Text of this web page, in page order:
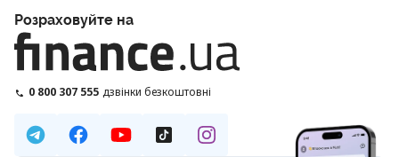
Розраховуйте на
0 800 307 555 дзвінки безкоштовні